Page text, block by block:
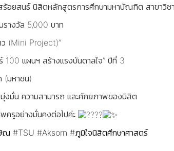
ยสนธ์ นิสิตหลักสูตรการศึกษามหาบัณฑิต สาขาวิชา
รางวัล 5,000 บาท
ว (Mini Project)”
100 แผนฯ สร้างแรงบันดาลใจ” ปีที่ 3
(มหาชน)
งมั่น ความสามารถ และศักยภาพของนิสิต
ครูอย่างมั่นคงต่อไปค่ะ
ณ #TSU #Aksorn #ภูมิใจนิสิตศึกษาศาสตร์